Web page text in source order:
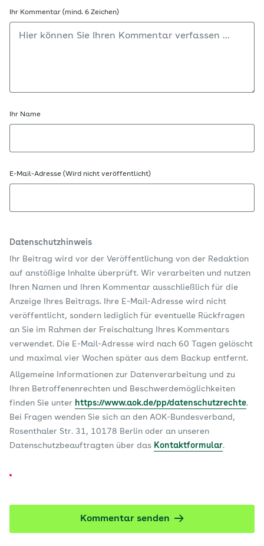
Ihr Kommentar (mind. 6 Zeichen)
Ihr Name
E-Mail-Adresse (Wird nicht veröffentlicht)
Datenschutzhinweis
Ihr Beitrag wird vor der Veröffentlichung von der Redaktion
auf anstößige Inhalte überprüft. Wir verarbeiten und nutzen
Ihren Namen und Ihren Kommentar ausschließlich für die
Anzeige Ihres Beitrags. Ihre E-Mail-Adresse wird nicht
veröffentlicht, sondern lediglich für eventuelle Rückfragen
an Sie im Rahmen der Freischaltung Ihres Kommentars
verwendet. Die E-Mail-Adresse wird nach 60 Tagen gelöscht
und maximal vier Wochen später aus dem Backup entfernt.
Allgemeine Informationen zur Datenverarbeitung und zu
Ihren Betroffenenrechten und Beschwerdemöglichkeiten
finden Sie unter https://www.aok.de/pp/datenschutzrechte.
Bei Fragen wenden Sie sich an den AOK-Bundesverband,
Rosenthaler Str. 31, 10178 Berlin oder an unseren
Datenschutzbeauftragten über das Kontaktformular.
Kommentar senden